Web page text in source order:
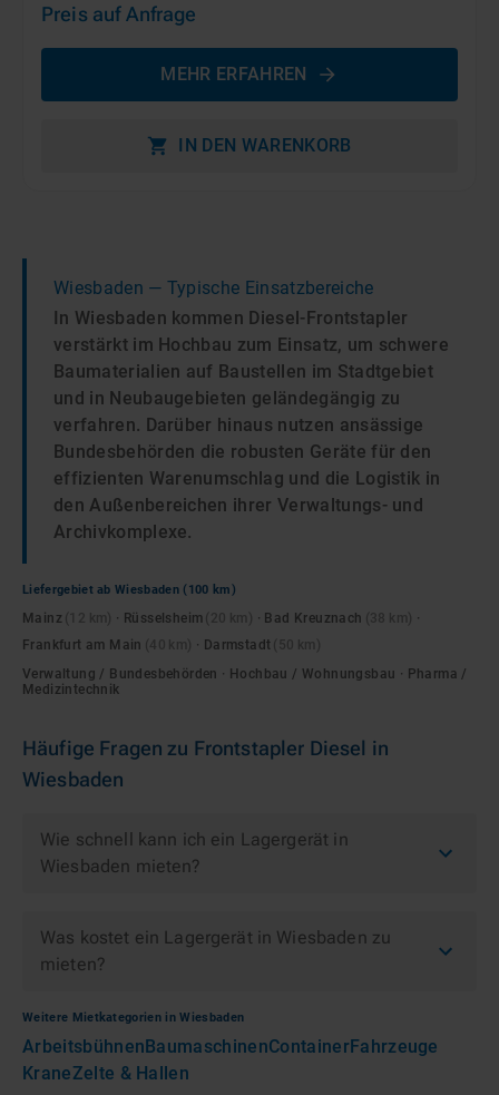
Preis auf Anfrage
MEHR ERFAHREN
IN DEN WARENKORB
Wiesbaden — Typische Einsatzbereiche
In Wiesbaden kommen Diesel-Frontstapler
verstärkt im Hochbau zum Einsatz, um schwere
Baumaterialien auf Baustellen im Stadtgebiet
und in Neubaugebieten geländegängig zu
verfahren. Darüber hinaus nutzen ansässige
Bundesbehörden die robusten Geräte für den
effizienten Warenumschlag und die Logistik in
den Außenbereichen ihrer Verwaltungs- und
Archivkomplexe.
Liefergebiet abWiesbaden (100 km)
Mainz · Rüsselsheim · Bad Kreuznach
·
Frankfurt am Main
· Darmstadt
Verwaltung / Bundesbehörden · Hochbau / Wohnungsbau · Pharma /
Medizintechnik
Häufige Fragen zu Frontstapler Diesel in
Wiesbaden
Wie schnell kann ich ein Lagergerät in
Wiesbaden mieten?
Was kostet ein Lagergerät in Wiesbaden zu
mieten?
Weitere Mietkategorien inWiesbaden
ArbeitsbühnenBaumaschinenContainerFahrzeuge
KraneZelte & Hallen